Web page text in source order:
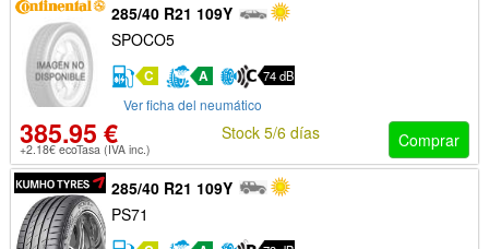
285/40 R21 109Y
SPOCO5
C A 74 dB
Ver ficha del neumático
385.95 €
+2.18€ ecoTasa (IVA inc.) Comprar
Stock 5/6 días
285/40 R21 109Y
PS71